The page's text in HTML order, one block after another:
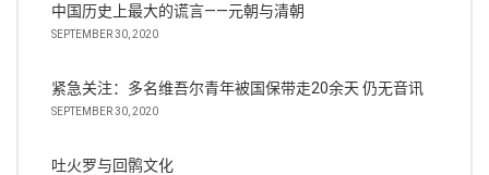
中国历史上最大的谎言——元朝与清朝
SEPTEMBER 30, 2020
紧急关注：多名维吾尔青年被国保带走20余天 仍无音讯
SEPTEMBER 30, 2020
吐火罗与回鹘文化